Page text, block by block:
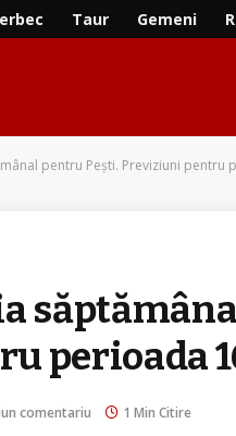
Taur Gemeni
pentru Pești. Previziuni pentru
perioada
comentariu 1 Min Citire